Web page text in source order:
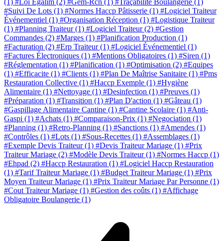
#Suivi De Lots (1) #Normes Haccp Pâtisserie (1) #Logiciel Traiteur
Événementiel (1) #Organisation Réception (1) #Logistique Traiteur
(1) #Planning Traiteur(1) #Logiciel Traiteur(2) #Gestion
Commandes (2) #Marges (1) #Planification Production (1)
#Facturation (2) #Erp Traiteur(1) #Logiciel Événementiel (1)
#Factures Électroniques (1) #Mentions Obligatoires (1) #Siren (1)
#Réglementation (1) #Planification (1) #Optimisation (2) #Equipes
(1) #Efficacite (1) #Clients (1) #Plan De Maîtrise Sanitaire (1) #Pms
Restauration Collective (1) #Haccp Exemple (1) #Hygiène
Alimentaire (1) #Nettoyage (1) #Desinfection (1) #Preuves (1)
#Préparation (1) #Transition (1) #Plan D'action (1) #Gâteau (1)
#Gaspillage Alimentaire Cantine (1) #Cantine Scolaire (1) #Anti-
Gaspi (1) #Achats (1) #Comparaison-Prix (1) #Negociation (1)
#Planning (1) #Retro-Planning (1) #Sanctions (1) #Amendes (1)
#Contrôles (1) #Lots (1) #Sous-Recettes (1) #Assemblages (1)
#Exemple Devis Traiteur(1) #Devis Traiteur Mariage (1) #Prix
Traiteur Mariage (2) #Modèle Devis Traiteur(1) #Normes Haccp (1)
#Ehpad (2) #Haccp Restauration (1) #Logiciel Haccp Restauration
(1) #Tarif Traiteur Mariage (1) #Budget Traiteur Mariage (1) #Prix
Moyen Traiteur Mariage (1) #Prix Traiteur Mariage Par Personne (1)
#Cout Traiteur Mariage (1) #Gestion des coûts (1) #Affichage
Obligatoire Boulangerie (1)